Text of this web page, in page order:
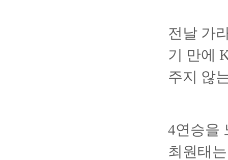
전날 가
기 만에
주지 않
4연승을
최원태